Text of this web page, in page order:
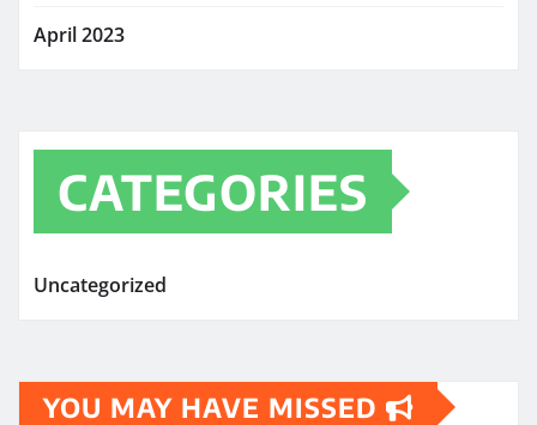
April 2023
CATEGORIES
Uncategorized
YOU MAY HAVE MISSED